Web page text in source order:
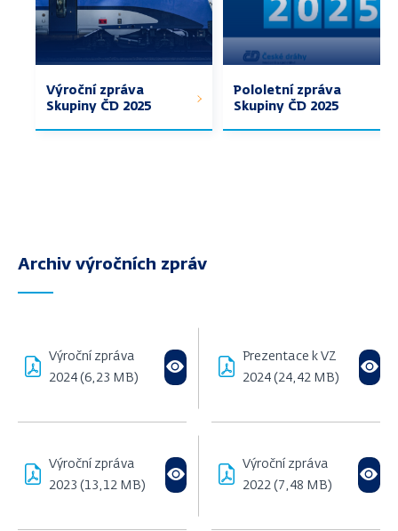
Výroční zpráva
Skupiny ČD 2025
Pololetní zpráva
Skupiny ČD 2025
Archiv výročních zpráv
Výroční zpráva
2024 (6,23 MB)
Prezentace k VZ
2024 (24,42 MB)
Výroční zpráva
2023 (13,12 MB)
Výroční zpráva
2022 (7,48 MB)